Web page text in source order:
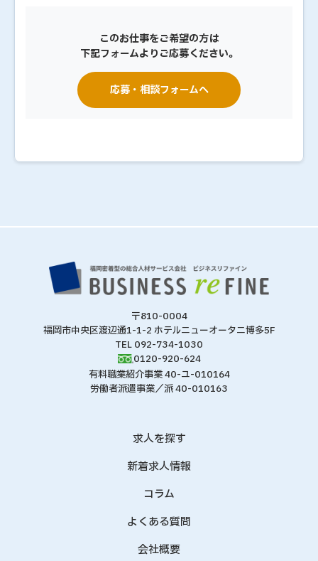
このお仕事をご希望の方は
下記フォームよりご応募ください。
応募・相談フォームへ
〒810-0004
福岡市中央区渡辺通1-1-2 ホテルニューオータニ博多5F
TEL 092-734-1030
0120-920-624
有料職業紹介事業 40-ユ-010164
労働者派遣事業／派 40-010163
求人を探す
新着求人情報
コラム
よくある質問
会社概要